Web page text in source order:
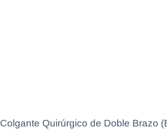
Colgante Quirúrgico de Doble Brazo